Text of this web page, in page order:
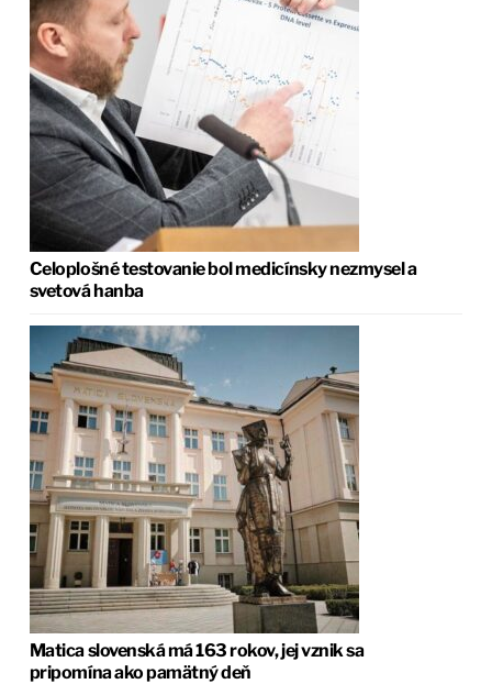
Celoplošné testovanie bol medicínsky nezmysel a
svetová hanba
Matica slovenská má 163 rokov, jej vznik sa
pripomína ako pamätný deň